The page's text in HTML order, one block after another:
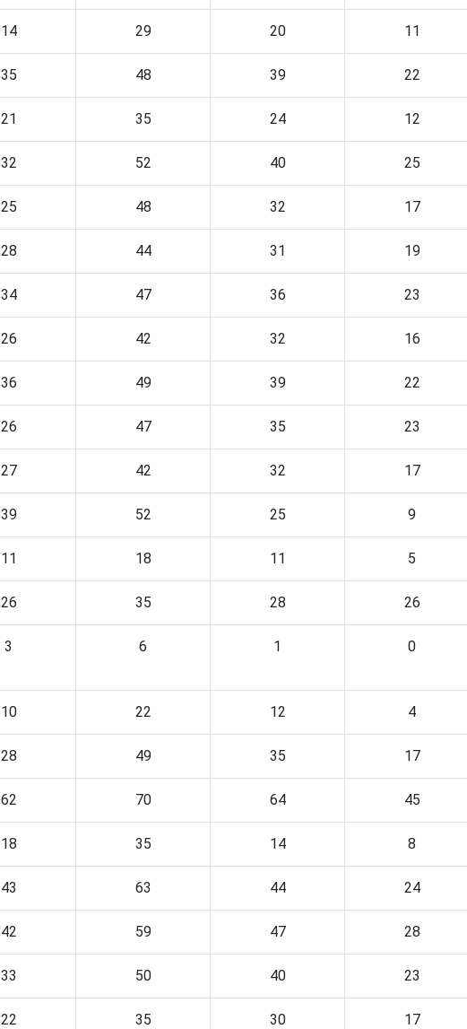
14 29 20 11
35 48 39 22
21 35 24 12
32 52 40 25
25 48 32 17
28 44 31 19
34 47 36 23
26 42 32 16
36 49 39 22
26 47 35 23
27 42 32 17
39 52 25 9
11 18 11 5
26 35 28 26
3 6 1 0
10 22 12 4
28 49 35 17
62 70 64 45
18 35 14 8
43 63 44 24
42 59 47 28
33 50 40 23
22 35 30 17